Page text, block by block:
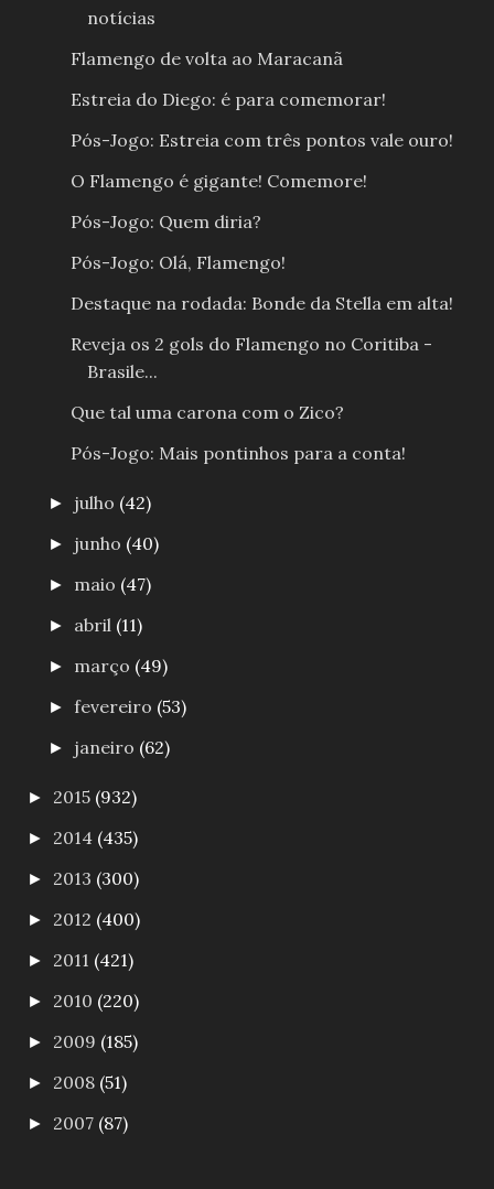
notícias
Flamengo de volta ao Maracanã
Estreia do Diego: é para comemorar!
Pós-Jogo: Estreia com três pontos vale ouro!
O Flamengo é gigante! Comemore!
Pós-Jogo: Quem diria?
Pós-Jogo: Olá, Flamengo!
Destaque na rodada: Bonde da Stella em alta!
Reveja os 2 gols do Flamengo no Coritiba -
Brasile...
Que tal uma carona com o Zico?
Pós-Jogo: Mais pontinhos para a conta!
► julho (42)
► junho (40)
► maio (47)
► abril (11)
► março (49)
►fevereiro (53)
► janeiro (62)
► 2015 (932)
► 2014 (435)
► 2013 (300)
► 2012 (400)
► 2011 (421)
► 2010 (220)
► 2009 (185)
► 2008 (51)
► 2007 (87)